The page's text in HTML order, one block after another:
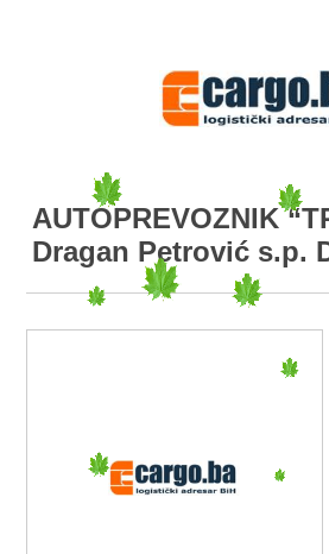
AUTOPREVOZNIK
Dragan Petrović s.p.